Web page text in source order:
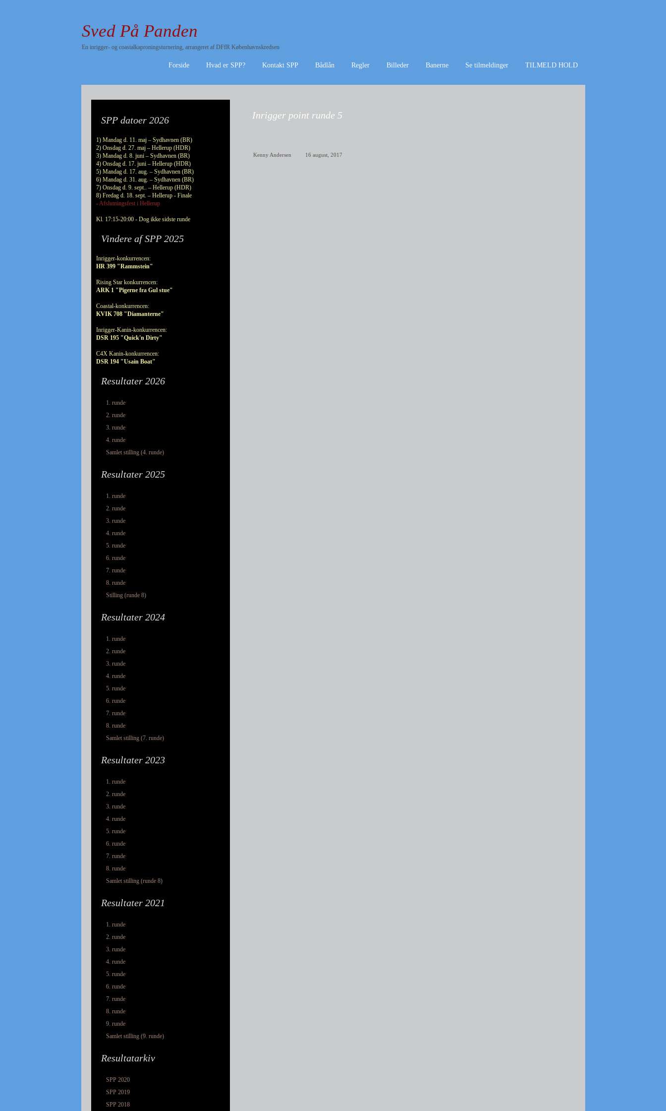
Sved På Panden
En inrigger- og coastalkaproningsturnering, arrangeret af DFfR Københavnskredsen
Forside Hvad er SPP? Kontakt SPP Bådlån Regler Billeder Banerne Se tilmeldinger TILMELD HOLD
SPP datoer 2026
1) Mandag d. 11. maj – Sydhavnen (BR)
2) Onsdag d. 27. maj – Hellerup (HDR)
3) Mandag d. 8. juni – Sydhavnen (BR)
4) Onsdag d. 17. juni – Hellerup (HDR)
5) Mandag d. 17. aug. – Sydhavnen (BR)
6) Mandag d. 31. aug. – Sydhavnen (BR)
7) Onsdag d. 9. sept.. – Hellerup (HDR)
8) Fredag d. 18. sept. – Hellerup - Finale
- Afslutningsfest i Hellerup
Kl. 17:15-20:00 - Dog ikke sidste runde
Vindere af SPP 2025
Inrigger-konkurrencen:
HR 399 "Rammstein"
Rising Star konkurrencen:
ARK 1 "Pigerne fra Gul stue"
Coastal-konkurrencen:
KVIK 708 "Diamanterne"
Inrigger-Kanin-konkurrencen:
DSR 195 "Quick'n Dirty"
C4X Kanin-konkurrencen:
DSR 194 "Usain Boat"
Resultater 2026
1. runde
2. runde
3. runde
4. runde
Samlet stilling (4. runde)
Resultater 2025
1. runde
2. runde
3. runde
4. runde
5. runde
6. runde
7. runde
8. runde
Stilling (runde 8)
Resultater 2024
1. runde
2. runde
3. runde
4. runde
5. runde
6. runde
7. runde
8. runde
Samlet stilling (7. runde)
Resultater 2023
1. runde
2. runde
3. runde
4. runde
5. runde
6. runde
7. runde
8. runde
Samlet stilling (runde 8)
Resultater 2021
1. runde
2. runde
3. runde
4. runde
5. runde
6. runde
7. runde
8. runde
9. runde
Samlet stilling (9. runde)
Resultatarkiv
SPP 2020
SPP 2019
SPP 2018
Inrigger point runde 5
Kenny Andersen 16 august, 2017